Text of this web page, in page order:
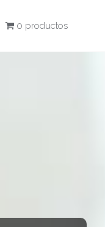
0 productos